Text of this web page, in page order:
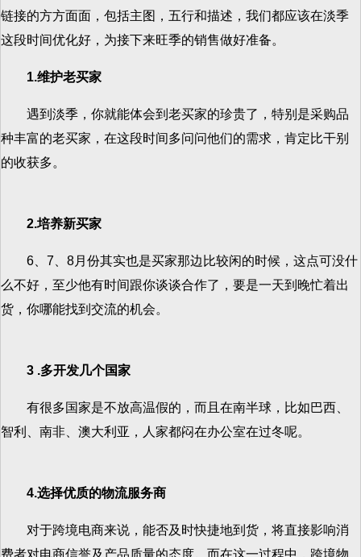
链接的方方面面，包括主图，五行和描述，我们都应该在淡季
这段时间优化好，为接下来旺季的销售做好准备。
1.维护老买家
遇到淡季，你就能体会到老买家的珍贵了，特别是采购品
种丰富的老买家，在这段时间多问问他们的需求，肯定比干别
的收获多。
2.培养新买家
6、7、8月份其实也是买家那边比较闲的时候，这点可没什
么不好，至少他有时间跟你谈谈合作了，要是一天到晚忙着出
货，你哪能找到交流的机会。
3 .多开发几个国家
有很多国家是不放高温假的，而且在南半球，比如巴西、
智利、南非、澳大利亚，人家都闷在办公室在过冬呢。
4.选择优质的物流服务商
对于跨境电商来说，能否及时快捷地到货，将直接影响消